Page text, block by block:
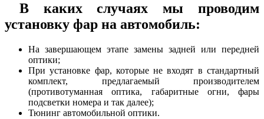
В каких случаях мы проводим
установку фар на автомобиль:
На завершающем этапе замены задней или передней
оптики;
При установке фар, которые не входят в стандартный
комплект, предлагаемый производителем
(противотуманная оптика, габаритные огни, фары
подсветки номера и так далее);
Тюнинг автомобильной оптики.